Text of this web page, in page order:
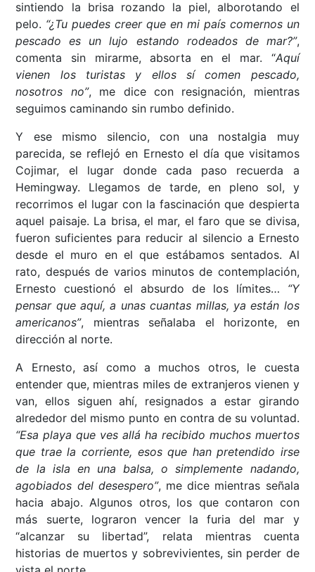
sintiendo la brisa rozando la piel, alborotando el
pelo. “¿Tu puedes creer que en mi país comernos un
pescado es un lujo estando rodeados de mar?”,
comenta sin mirarme, absorta en el mar. “Aquí
vienen los turistas y ellos sí comen pescado,
nosotros no”, me dice con resignación, mientras
seguimos caminando sin rumbo definido.
Y ese mismo silencio, con una nostalgia muy
parecida, se reflejó en Ernesto el día que visitamos
Cojimar, el lugar donde cada paso recuerda a
Hemingway. Llegamos de tarde, en pleno sol, y
recorrimos el lugar con la fascinación que despierta
aquel paisaje. La brisa, el mar, el faro que se divisa,
fueron suficientes para reducir al silencio a Ernesto
desde el muro en el que estábamos sentados. Al
rato, después de varios minutos de contemplación,
Ernesto cuestionó el absurdo de los límites… “Y
pensar que aquí, a unas cuantas millas, ya están los
americanos”, mientras señalaba el horizonte, en
dirección al norte.
A Ernesto, así como a muchos otros, le cuesta
entender que, mientras miles de extranjeros vienen y
van, ellos siguen ahí, resignados a estar girando
alrededor del mismo punto en contra de su voluntad.
“Esa playa que ves allá ha recibido muchos muertos
que trae la corriente, esos que han pretendido irse
de la isla en una balsa, o simplemente nadando,
agobiados del desespero”, me dice mientras señala
hacia abajo. Algunos otros, los que contaron con
más suerte, lograron vencer la furia del mar y
“alcanzar su libertad”, relata mientras cuenta
historias de muertos y sobrevivientes, sin perder de